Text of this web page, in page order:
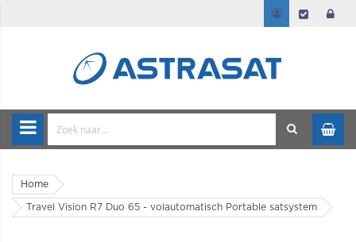
Home
Travel Vision R7 Duo 65 - volautomatisch Portable satsystem